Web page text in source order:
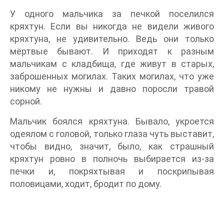
У одного мальчика за печкой поселился
кряхтун. Если вы никогда не видели живого
кряхтуна, не удивительно. Ведь они только
мёртвые бывают. И приходят к разным
мальчикам с кладбища, где живут в старых,
заброшенных могилах. Таких могилах, что уже
никому не нужны и давно поросли травой
сорной.
Мальчик боялся кряхтуна. Бывало, укроется
одеялом с головой, только глаза чуть выставит,
чтобы видно, значит, было, как страшный
кряхтун ровно в полночь выбирается из-за
печки и, покряхтывая и поскрипывая
половицами, ходит, бродит по дому.